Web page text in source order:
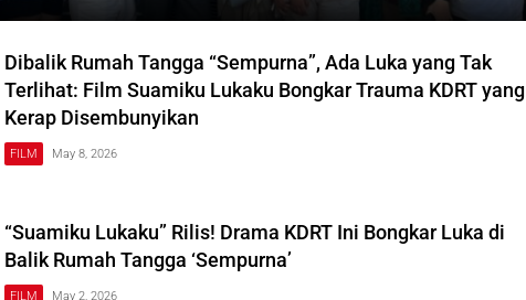
Dibalik Rumah Tangga “Sempurna”, Ada Luka yang Tak
Terlihat: Film Suamiku Lukaku Bongkar Trauma KDRT yang
Kerap Disembunyikan
FILM May 8, 2026
“Suamiku Lukaku” Rilis! Drama KDRT Ini Bongkar Luka di
Balik Rumah Tangga ‘Sempurna’
FILM May 2, 2026